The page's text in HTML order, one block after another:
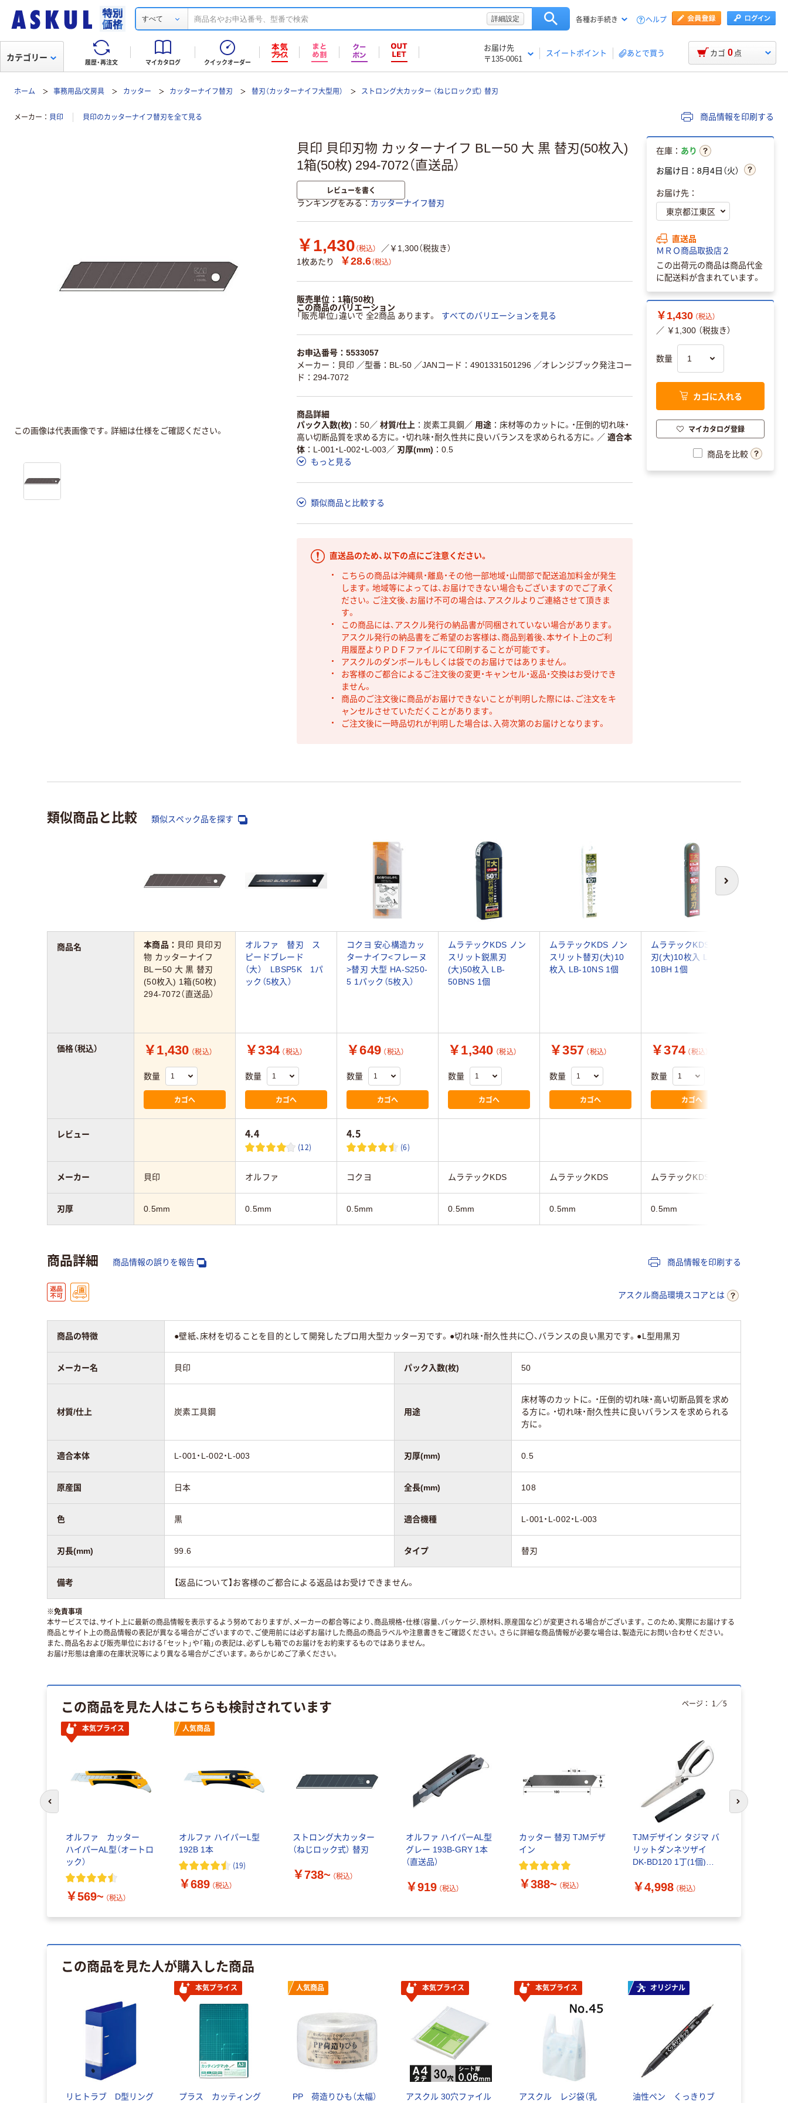
すべて 詳細設定 各種お手続き ヘルプ
履歴・再注文 マイカタログ クイックオーダー
お届け先
〒135-0061
スイートポイント あとで買う
カテゴリー カゴ 0 点
ホーム 事務用品/文房具 カッター カッターナイフ替刃 替刃（カッターナイフ大型用） ストロング大カッター （ねじロック式） 替刃
メーカー 貝印 貝印のカッターナイフ替刃を全て見る 商品情報を印刷する
貝印 貝印刃物 カッターナイフ BLー50 大 黒 替刃(50枚入)
1箱(50枚) 294-7072（直送品）
レビューを書く
ランキングをみる カッターナイフ替刃
￥1,430 （税込）
／￥1,300（税抜き）
1枚あたり
￥28.6（税込）
販売単位：1箱(50枚)
この商品のバリエーション
「販売単位」違いで 全2商品 あります。
すべてのバリエーションを見る
お申込番号：5533057
メーカー：貝印 ／型番：BL-50 ／JANコード：4901331501296 ／オレンジブック発注コー
ド：294-7072
商品詳細
パック入数(枚)
50／ 材質/仕上 炭素工具鋼 ／ 用途
床材等のカットに。・圧倒的切れ味・
高い切断品質を求める方に。・切れ味・耐久性共に良いバランスを求められる方に。 ／ 適合本
体
L-001・L-002・L-003 ／ 刃厚(mm)
0.5
もっと見る
類似商品と比較する
直送品のため、以下の点にご注意ください。
こちらの商品は沖縄県・離島・その他一部地域・山間部で配送追加料金が発生
します。地域等によっては、お届けできない場合もございますのでご了承く
ださい。ご注文後、お届け不可の場合は、アスクルよりご連絡させて頂きま
す。
この商品には、アスクル発行の納品書が同梱されていない場合があります。
アスクル発行の納品書をご希望のお客様は、商品到着後、本サイト上のご利
用履歴よりＰＤＦファイルにて印刷することが可能です。
アスクルのダンボールもしくは袋でのお届けではありません。
お客様のご都合によるご注文後の変更・キャンセル・返品・交換はお受けでき
ません。
商品のご注文後に商品がお届けできないことが判明した際には、ご注文をキ
ャンセルさせていただくことがあります。
ご注文後に一時品切れが判明した場合は、入荷次第のお届けとなります。
この画像は代表画像です。詳細は仕様をご確認ください。
在庫： あり
お届け日：8月4日（火）
お届け先：
直送品
ＭＲＯ商品取扱店２
この出荷元の商品は商品代金
に配送料が含まれています。
￥1,430 （税込）
／ ￥1,300 （税抜き）
数量
カゴに入れる
マイカタログ登録
商品を比較
類似商品と比較 類似スペック品を探す
次へ
本商品： 貝印 貝印刃
物 カッターナイフ
BLー50 大 黒 替刃
(50枚入) 1箱(50枚)
294-7072（直送品）
オルファ 替刃 ス
ピードブレード
（大） LBSP5K 1パ
ック（5枚入）
コクヨ 安心構造カッ
ターナイフ<フレーヌ
>替刃 大型 HA-S250-
5 1パック（5枚入）
ムラテックKDS ノン
スリット鋭黒刃
(大)50枚入 LB-
50BNS 1個
ムラテックKDS ノン
スリット替刃(大)10
枚入 LB-10NS 1個
ムラテックKDS 鋭黒
刃(大)10枚入 LB-
10BH 1個
￥1,430 （税込）
数量
カゴへ
￥334 （税込）
数量
カゴへ
￥649 （税込）
数量
カゴへ
￥1,340 （税込）
数量
カゴへ
￥357 （税込）
数量
カゴへ
￥374 （税込）
数量
カゴへ
4.4
(12)
4.5
(6)
貝印 オルファ コクヨ ムラテックKDS ムラテックKDS ムラテックKDS
0.5mm 0.5mm 0.5mm 0.5mm 0.5mm 0.5mm
商品名
価格（税込）
レビュー
メーカー
刃厚
商品詳細 商品情報の誤りを報告 商品情報を印刷する
アスクル商品環境スコアとは
商品の特徴 ●壁紙、床材を切ることを目的として開発したプロ用大型カッター刃です。●切れ味・耐久性共に〇、バランスの良い黒刃です。●L型用黒刃
メーカー名 貝印 パック入数(枚) 50
材質/仕上 炭素工具鋼 用途
床材等のカットに。・圧倒的切れ味・高い切断品質を求め
る方に。・切れ味・耐久性共に良いバランスを求められる
方に。
適合本体 L-001・L-002・L-003 刃厚(mm) 0.5
原産国 日本 全長(mm) 108
色 黒 適合機種 L-001・L-002・L-003
刃長(mm) 99.6 タイプ 替刃
備考 【返品について】お客様のご都合による返品はお受けできません。
※免責事項
本サービスでは、サイト上に最新の商品情報を表示するよう努めておりますが、メーカーの都合等により、商品規格・仕様（容量、パッケージ、原材料、原産国など）が変更される場合がございます。このため、実際にお届けする
商品とサイト上の商品情報の表記が異なる場合がございますので、ご使用前には必ずお届けした商品の商品ラベルや注意書きをご確認ください。さらに詳細な商品情報が必要な場合は、製造元にお問い合わせください。
また、商品名および販売単位における「セット」や「箱」の表記は、必ずしも箱でのお届けをお約束するものではありません。
お届け形態は倉庫の在庫状況等により異なる場合がございます。あらかじめご了承ください。
この商品を見た人はこちらも検討されています
本気プライス
オルファ カッター
ハイパーAL型（オートロ
ック）
￥569~ （税込）
人気商品
オルファ ハイパーL型
192B 1本
(19)
￥689 （税込）
ストロング大カッター
（ねじロック式） 替刃
￥738~ （税込）
オルファ ハイパーAL型
グレー 193B-GRY 1本
（直送品）
￥919 （税込）
カッター 替刃 TJMデザ
イン
￥388~ （税込）
TJMデザイン タジマ バ
リットダンネツザイ
DK-BD120 1丁(1個)
￥4,998 （税込）
ページ： 1 ／5
次のスライド
この商品を見た人が購入した商品
リヒトラブ D型リング
本気プライス
プラス カッティング
人気商品
PP 荷造りひも（太幅）
本気プライス
アスクル 30穴ファイル
本気プライス
アスクル レジ袋（乳
オリジナル
油性ペン くっきりブ